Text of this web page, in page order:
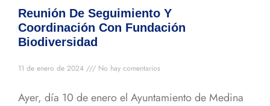
Reunión De Seguimiento Y
Coordinación Con Fundación
Biodiversidad
11 de enero de 2024 No hay comentarios
Ayer, día 10 de enero el Ayuntamiento de Medina